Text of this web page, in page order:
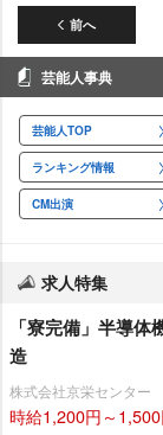
前へ
芸能人事典
芸能人TOP
ランキング情報
CM出演
求人特集
「寮完備」半導
造
株式会社京栄センター
時給1,200円～